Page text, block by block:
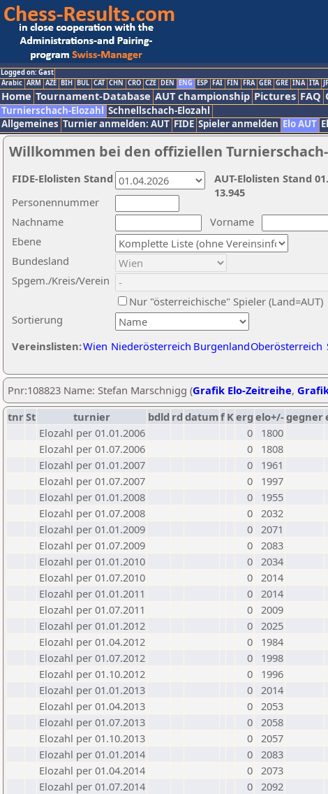
Logged on: Gast
Arabic ARM AZE BIH BUL CAT CHN CRO CZE DEN ENG ESP FAI FIN FRA GER GRE INA ITA
Home Tournament-Database AUT championship Pictures FAQ
Turnierschach-Elozahl Schnellschach-Elozahl
Allgemeines Turnier anmelden: AUT FIDE Spieler anmelden Elo AUT
Willkommen bei den offiziellen Turnierschach-
Nachname
Vorname
Ebene
Sortierung
Personennummer
Bundesland
Spgem./Kreis/Verein
Nur "österreichische" Spieler (Land=AUT)
Vereinslisten:Wien Niederösterreich BurgenlandOberösterreich
AUT-Elolisten Stand
13.945
FIDE-Elolisten Stand
Pnr:108823 Name: Stefan Marschnigg (Grafik Elo-Zeitreihe,
tnrSt turnier bdld rd datumf Kerg elo+/-gegner
Elozahl per 01.01.2006
0
1800
Elozahl per 01.07.2006
0
1808
Elozahl per 01.01.2007
0
1961
Elozahl per 01.07.2007
0
1997
Elozahl per 01.01.2008
0
1955
Elozahl per 01.07.2008
0 2032
Elozahl per 01.01.2009
0 2071
Elozahl per 01.07.2009
0 2083
Elozahl per 01.01.2010
0 2034
Elozahl per 01.07.2010
0 2014
Elozahl per 01.01.2011
0 2014
Elozahl per 01.07.2011
0 2009
Elozahl per 01.01.2012
0 2025
Elozahl per 01.04.2012
0
1984
Elozahl per 01.07.2012
0
1998
Elozahl per 01.10.2012
0
1996
Elozahl per 01.01.2013
0 2014
Elozahl per 01.04.2013
0 2053
Elozahl per 01.07.2013
0 2058
Elozahl per 01.10.2013
0 2057
Elozahl per 01.01.2014
0 2083
Elozahl per 01.04.2014
0 2073
Elozahl per 01.07.2014
0 2092